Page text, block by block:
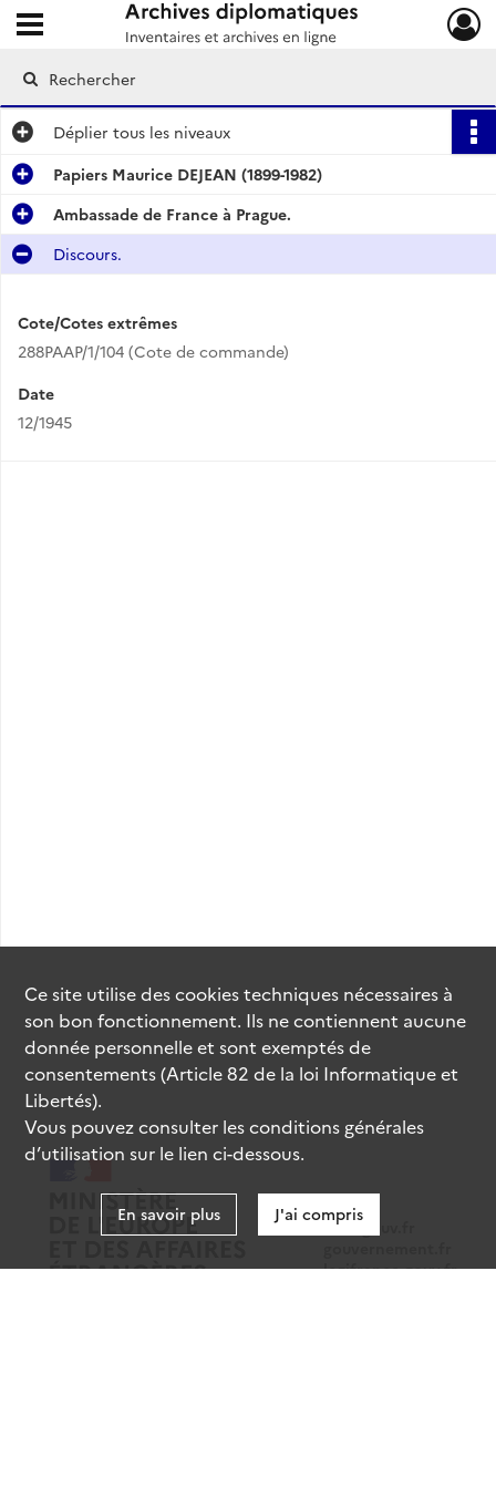
Archives diplomatiques
Ouvrir le menu déroulant
Déplier tous les niveaux
Papiers Maurice DEJEAN (1899-1982)
Ambassade de France à Prague.
Discours.
Cote/Cotes extrêmes
288PAAP/1/104 (Cote de commande)
Date
12/1945
data.gouv.fr
legifrance.gouv.fr
Ce site utilise descookiestechniques nécessaires à
son bon fonctionnement. Ils ne contiennent aucune
donnée personnelle et sont exemptés de
consentements (Article 82 de la loi Informatique et
Libertés).
Vous pouvez consulter les conditions générales
d’utilisation sur le lien ci-dessous.
En savoir plus J'ai compris